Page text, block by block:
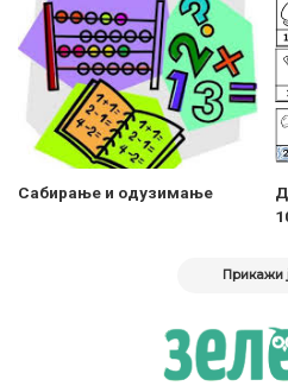
Сабирање и одузимање
Прикажи